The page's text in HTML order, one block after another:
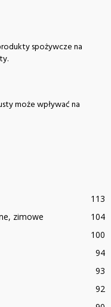
spożywcze na
może wpływać na
113
zimowe
104
100
94
93
92